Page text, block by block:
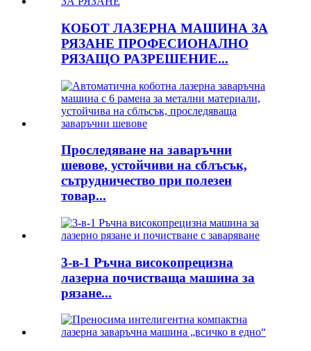
КОБОТ ЛАЗЕРНА МАШИНА ЗА
РЯЗАНЕ ПРОФЕСИОНАЛНО
РЯЗАЩО РАЗРЕШЕНИЕ...
Проследяване на заваръчни
шевове, устойчиви на сблъсък,
сътрудничество при полезен
товар...
3-в-1 Ръчна високопрецизна
лазерна почистваща машина за
рязане...